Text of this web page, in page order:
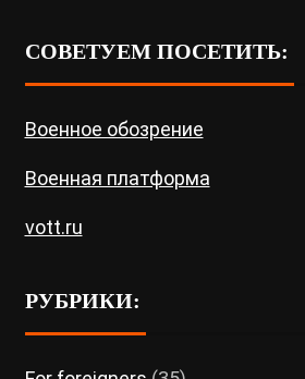
СОВЕТУЕМ ПОСЕТИТЬ:
Военное обозрение
Военная платформа
vott.ru
РУБРИКИ: